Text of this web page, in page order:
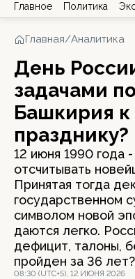
Главное Политика
Главная/Аналитика
День
задачами
Башкирия к
празднику?
12 июня 1990 года
отсчитывать
Принятая тогда
государственном
символом новой
даются легко.
дефицит, талоны,
пройден за 36 лет?
08:30 (UTC+5), 12 ИЮНЯ 2026